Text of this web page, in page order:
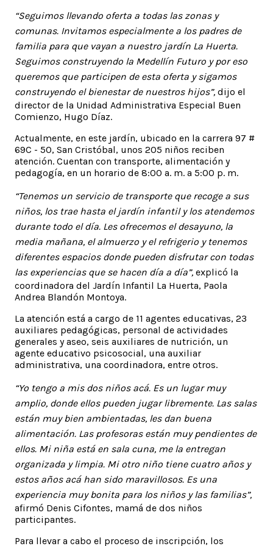
“Seguimos llevando oferta a todas las zonas y
comunas. Invitamos especialmente a los padres de
familia para que vayan a nuestro jardín La Huerta.
Seguimos construyendo la Medellín Futuro y por eso
queremos que participen de esta oferta y sigamos
construyendo el bienestar de nuestros hijos”, dijo el
director de la Unidad Administrativa Especial Buen
Comienzo, Hugo Díaz.
Actualmente, en este jardín, ubicado en la carrera 97 #
69C - 50, San Cristóbal, unos 205 niños reciben
atención. Cuentan con transporte, alimentación y
pedagogía, en un horario de 8:00 a. m. a 5:00 p. m.
“Tenemos un servicio de transporte que recoge a sus
niños, los trae hasta el jardín infantil y los atendemos
durante todo el día. Les ofrecemos el desayuno, la
media mañana, el almuerzo y el refrigerio y tenemos
diferentes espacios donde pueden disfrutar con todas
las experiencias que se hacen día a día”, explicó la
coordinadora del Jardín Infantil La Huerta, Paola
Andrea Blandón Montoya.
La atención está a cargo de 11 agentes educativas, 23
auxiliares pedagógicas, personal de actividades
generales y aseo, seis auxiliares de nutrición, un
agente educativo psicosocial, una auxiliar
administrativa, una coordinadora, entre otros.
“Yo tengo a mis dos niños acá. Es un lugar muy
amplio, donde ellos pueden jugar libremente. Las salas
están muy bien ambientadas, les dan buena
alimentación. Las profesoras están muy pendientes de
ellos. Mi niña está en sala cuna, me la entregan
organizada y limpia. Mi otro niño tiene cuatro años y
estos años acá han sido maravillosos. Es una
experiencia muy bonita para los niños y las familias”,
afirmó Denis Cifontes, mamá de dos niños
participantes.
Para llevar a cabo el proceso de inscripción, los